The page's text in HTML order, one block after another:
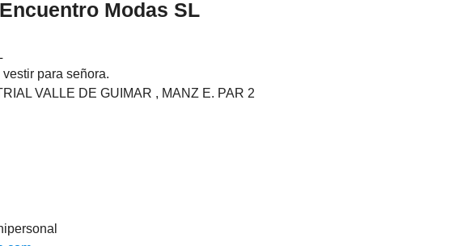
Modas SL
para señora.
VALLE DE GUIMAR , MANZ E. PAR 2